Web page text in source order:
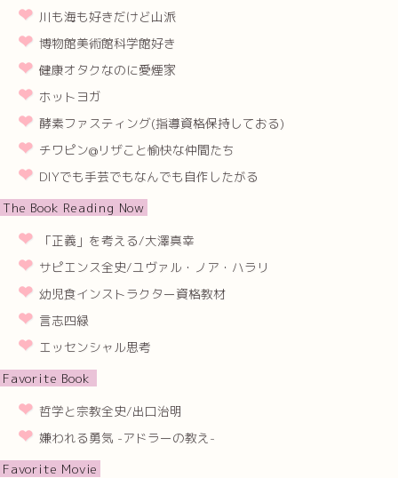
川も海も好きだけど山派
博物館美術館科学館好き
健康オタクなのに愛煙家
ホットヨガ
酵素ファスティング(指導資格保持しておる)
チワピン@リザこと愉快な仲間たち
DIYでも手芸でもなんでも自作したがる
The Book Reading Now
「正義」を考える/大澤真幸
サピエンス全史/ユヴァル・ノア・ハラリ
幼児食インストラクター資格教材
言志四緑
エッセンシャル思考
Favorite Book
哲学と宗教全史/出口治明
嫌われる勇気 -アドラーの教え-
Favorite Movie